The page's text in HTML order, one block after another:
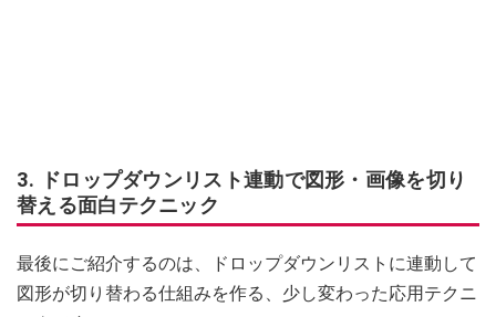
3. ドロップダウンリスト連動で図形・画像を切り
替える面白テクニック
最後にご紹介するのは、ドロップダウンリストに連動して
図形が切り替わる仕組みを作る、少し変わった応用テクニ